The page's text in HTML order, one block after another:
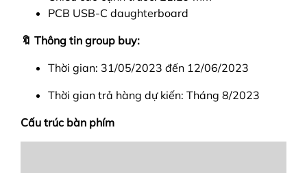
PCB USB-C daughterboard
🔖 Thông tin group buy:
Thời gian: 31/05/2023 đến 12/06/2023
Thời gian trả hàng dự kiến: Tháng 8/2023
Cấu trúc bàn phím